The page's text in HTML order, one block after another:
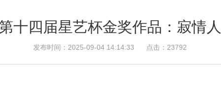
十四届星艺杯金奖作品：寂情人
发布时间：2025-09-04 14:14:33 点击：23792